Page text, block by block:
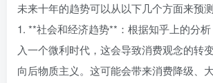
未来十年的趋势可以从以下几个方面来预测
1. **社会和经济趋势**：根据知乎上的分
入一个微利时代，这会导致消费观念的转
向后物质主义。这可能会带来消费降级、